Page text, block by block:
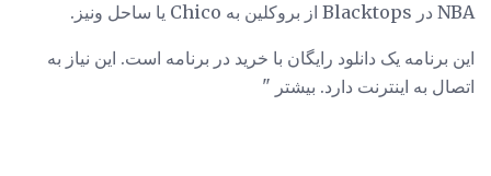
NBA در Blacktops از بروکلین به Chico یا ساحل ونیز.
این برنامه یک دانلود رایگان با خرید در برنامه است. این نیاز به
اتصال به اینترنت دارد. بیشتر "